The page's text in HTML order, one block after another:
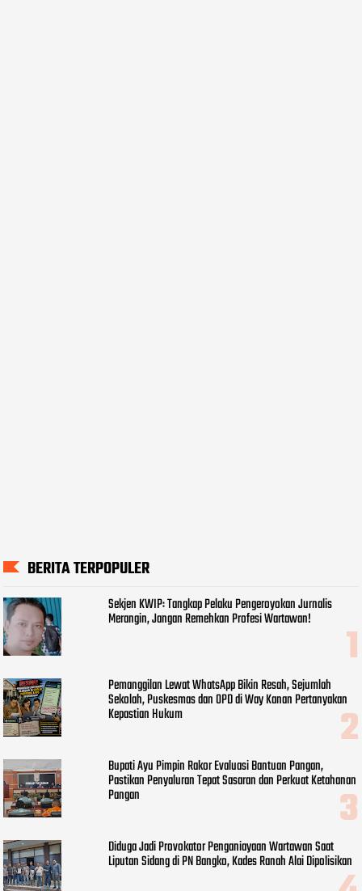
BERITA TERPOPULER
Sekjen KWIP: Tangkap Pelaku Pengeroyokan Jurnalis
Merangin, Jangan Remehkan Profesi Wartawan!
Pemanggilan Lewat WhatsApp Bikin Resah, Sejumlah
Sekolah, Puskesmas dan OPD di Way Kanan Pertanyakan
Kepastian Hukum
Bupati Ayu Pimpin Rakor Evaluasi Bantuan Pangan,
Pastikan Penyaluran Tepat Sasaran dan Perkuat Ketahanan
Pangan
Diduga Jadi Provokator Penganiayaan Wartawan Saat
Liputan Sidang di PN Bangko, Kades Ranah Alai Dipolisikan